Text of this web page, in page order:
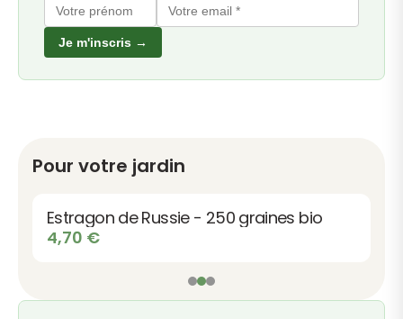
Je m'inscris →
Pour votre jardin
Estragon de Russie - 250 graines bio
4,70 €